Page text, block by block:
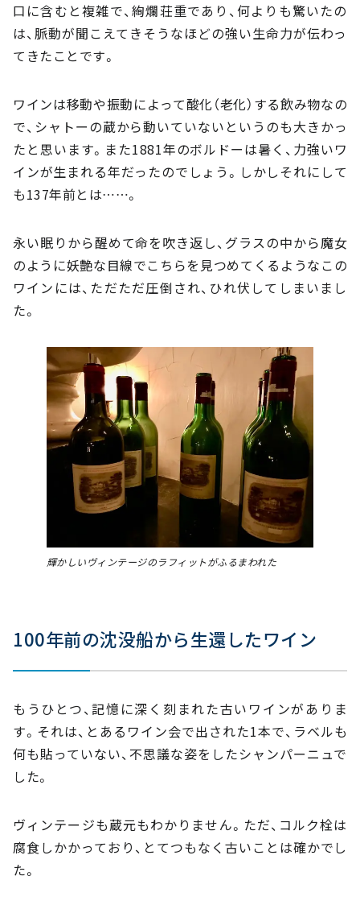
口に含むと複雑で、絢爛荘重であり、何よりも驚いたの
は、脈動が聞こえてきそうなほどの強い生命力が伝わっ
てきたことです。
ワインは移動や振動によって酸化（老化）する飲み物なの
で、シャトーの蔵から動いていないというのも大きかっ
たと思います。また1881年のボルドーは暑く、力強いワ
インが生まれる年だったのでしょう。しかしそれにして
も137年前とは……。
永い眠りから醒めて命を吹き返し、グラスの中から魔女
のように妖艶な目線でこちらを見つめてくるようなこの
ワインには、ただただ圧倒され、ひれ伏してしまいまし
た。
輝かしいヴィンテージのラフィットがふるまわれた
100年前の沈没船から生還したワイン
もうひとつ、記憶に深く刻まれた古いワインがありま
す。それは、とあるワイン会で出された1本で、ラベルも
何も貼っていない、不思議な姿をしたシャンパーニュで
した。
ヴィンテージも蔵元もわかりません。ただ、コルク栓は
腐食しかかっており、とてつもなく古いことは確かでし
た。